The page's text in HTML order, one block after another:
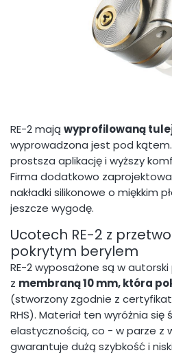
RE-2 mają wyprofilowaną
wyprowadzona jest pod kątem.
prostsza aplikację i wyższy
Firma dodatkowo
nakładki silikonowe o miękkim
jeszcze wygodę.
Ucotech RE-2 z
pokrytym berylem
RE-2 wyposażone są w
z membraną 10 mm, która
(stworzony zgodnie z
RHS). Materiał ten wyróżnia
elastycznością, co - w parze z
gwarantuje dużą szybkość i